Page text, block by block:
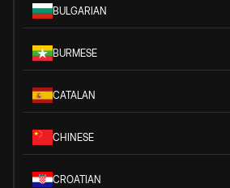
BULGARIAN
BURMESE
CATALAN
CHINESE
CROATIAN